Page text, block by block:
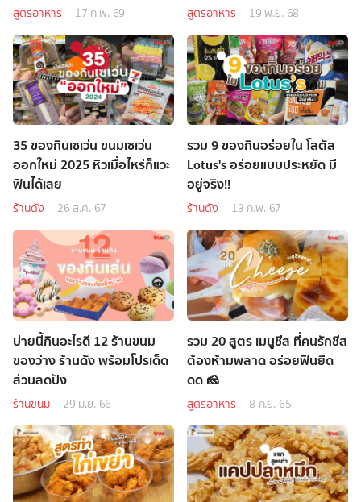
สูตรอาหาร 17 ก.พ. 69 สูตรอาหาร 19 พ.ย. 68
35 ของกินเซเว่น ขนมเซเว่น
ออกใหม่ 2025 หิวเมื่อไหร่ก็แวะ
ฟินได้เลย
ร้านดัง 26 ส.ค. 67
รวม 9 ของกินอร่อยใน โลตัส
Lotus's อร่อยแบบประหยัด มี
อยู่จริง!!
ร้านดัง 13 ก.พ. 67
บ่ายนี้กินอะไรดี 12 ร้านขนม
ของว่าง ร้านดัง พร้อมโปรเด็ด
ส่วนลดปัง
ร้านขนม 29 มิ.ย. 66
รวม 20 สูตร เมนูชีส ที่คนรักชีส
ต้องห้ามพลาด อร่อยฟินยืด
ดด 🧀
สูตรอาหาร 8 ก.ย. 65